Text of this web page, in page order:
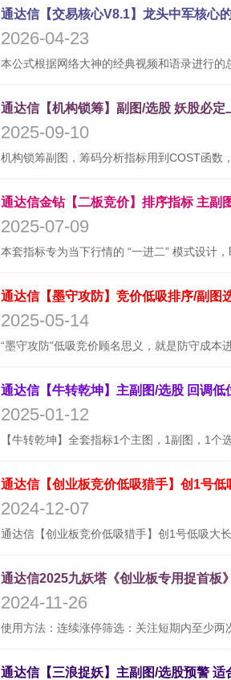
2026-04-23
2025-09-10
2025-07-09
2025-05-14
2025-01-12
通达信【创业板竞价低吸猎手】创1号
2024-12-07
通达信2025九妖塔《创业板专用捉首板
2024-11-26